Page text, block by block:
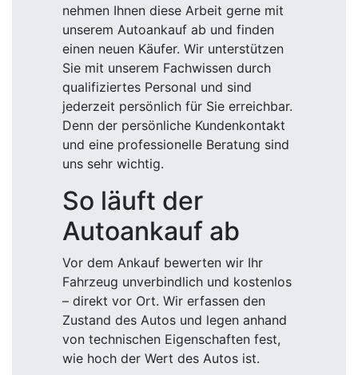
nehmen Ihnen diese Arbeit gerne mit
unserem Autoankauf ab und finden
einen neuen Käufer. Wir unterstützen
Sie mit unserem Fachwissen durch
qualifiziertes Personal und sind
jederzeit persönlich für Sie erreichbar.
Denn der persönliche Kundenkontakt
und eine professionelle Beratung sind
uns sehr wichtig.
So läuft der
Autoankauf ab
Vor dem Ankauf bewerten wir Ihr
Fahrzeug unverbindlich und kostenlos
– direkt vor Ort. Wir erfassen den
Zustand des Autos und legen anhand
von technischen Eigenschaften fest,
wie hoch der Wert des Autos ist.